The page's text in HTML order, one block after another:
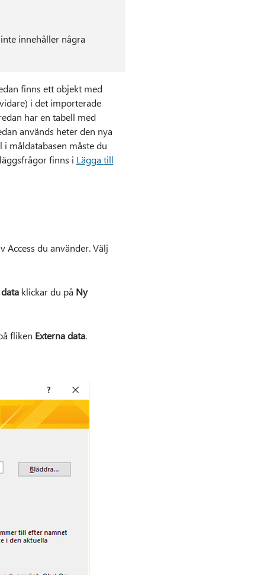
innehåller några
finns ett objekt med
i det importerade
har en tabell med
används heter den nya
måldatabasen måste du
finns i Lägga till
du använder. Välj
klickar du på Ny
fliken Externa data.